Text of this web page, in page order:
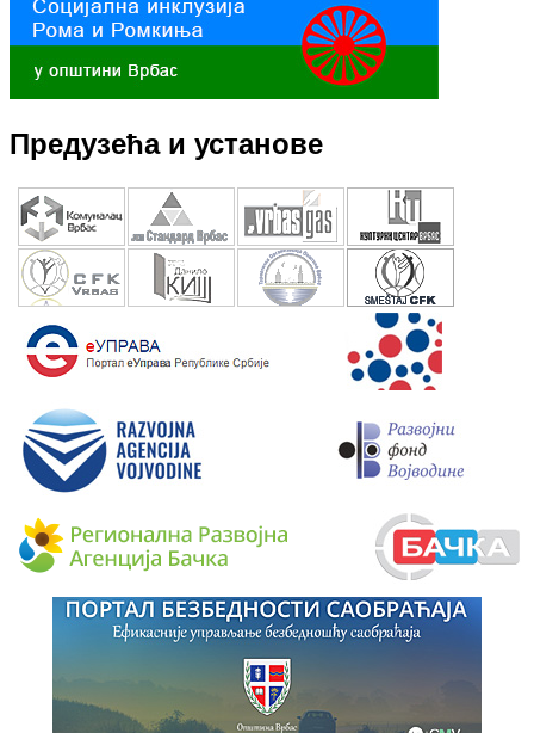
Предузећа и установе